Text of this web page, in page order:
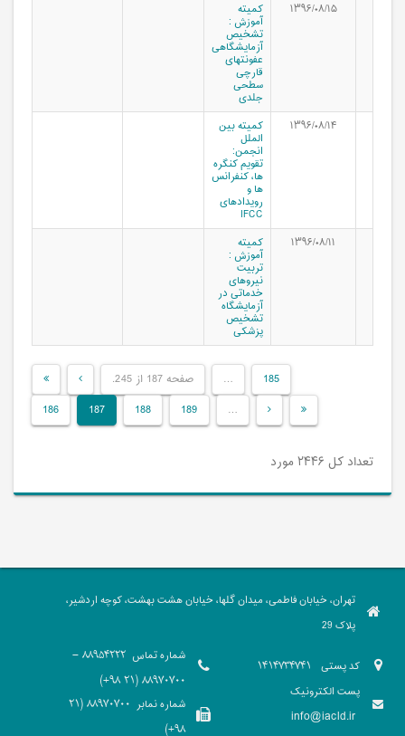
۱۳۹۶/۰۸/۱۵
کمیته
آموزش :
تشخیص
آزمایشگاهی
عفونتهای
قارچی
سطحی
جلدی
۱۳۹۶/۰۸/۱۴
کمیته بین
الملل
انجمن:
تقویم کنگره
ها، کنفرانس
ها و
رویدادهای
IFCC
۱۳۹۶/۰۸/۱۱
کمیته
آموزش :
تربیت
نیروهای
خدماتی در
آزمایشگاه
تشخیص
پزشکی
صفحه 187 از 245. …
185
186
187 188 189 …
تعداد کل ۲۴۴۶ مورد
تهران، خیابان فاطمی، میدان گلها، خیابان هشت بهشت، کوچه اردشیر،
پلاک 29
کد پستی
پست الکترونیک
info@iacld.ir
شماره تماس
88954222 -
88970700 (21 98+)
شماره نمابر
88970700 (21
98+)